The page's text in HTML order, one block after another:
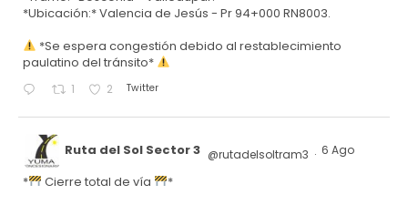
*Ubicación:* Valencia de Jesús - Pr 94+000 RN8003.
*Se espera congestión debido al restablecimiento
paulatino del tránsito*
1 2 Twitter
Ruta del Sol Sector 3 @rutadelsoltram3 · 6 Ago
* Cierre total de vía
*